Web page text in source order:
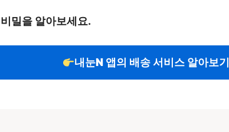
밀을 알아보세요.
내눈N 앱의 배송 서비스 알아보기